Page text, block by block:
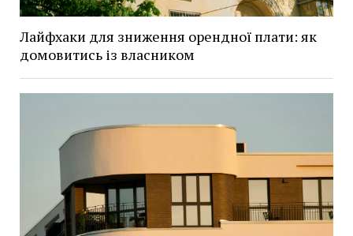
Лайфхаки для зниження орендної плати: як
домовитись із власником